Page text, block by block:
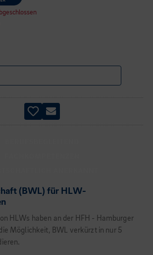
(BWL) für HLW-
HLWs haben an der HFH - Hamburger
Möglichkeit, BWL verkürzt in nur 5